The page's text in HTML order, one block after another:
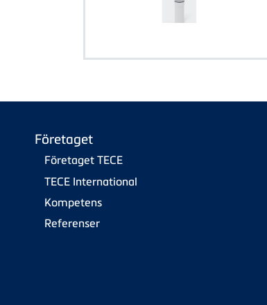
Företaget
Företaget TECE
TECE International
Kompetens
Referenser